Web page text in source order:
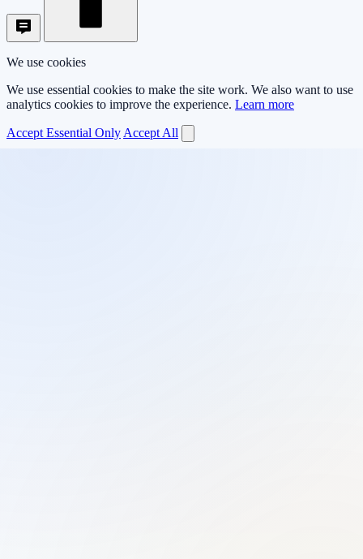
We use cookies
We use essential cookies to make the site work. We also want to use
analytics cookies to improve the experience. Learn more
Accept Essential Only Accept All